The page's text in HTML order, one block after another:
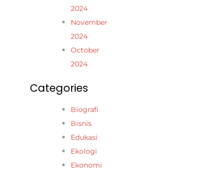
2024
November
2024
October
2024
Categories
Biografi
Bisnis
Edukasi
Ekologi
Ekonomi